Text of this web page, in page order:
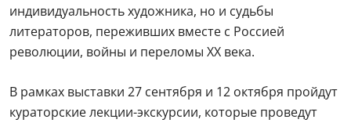
индивидуальность художника, но и судьбы
литераторов, переживших вместе с Россией
революции, войны и переломы XX века.
В рамках выставки 27 сентября и 12 октября пройдут
кураторские лекции-экскурсии, которые проведут